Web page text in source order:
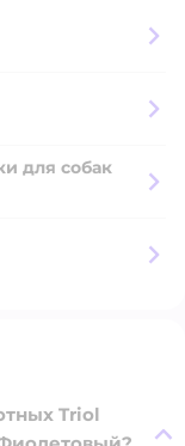
для собак
Triol